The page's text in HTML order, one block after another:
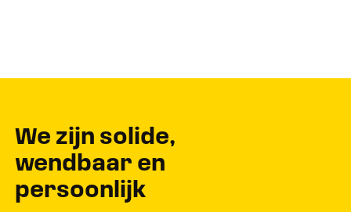
We zijn solide,
wendbaar en
persoonlijk